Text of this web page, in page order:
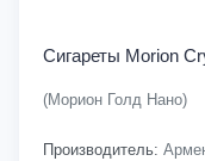
Сигареты Morion
(Морион Голд Нано)
Производитель: